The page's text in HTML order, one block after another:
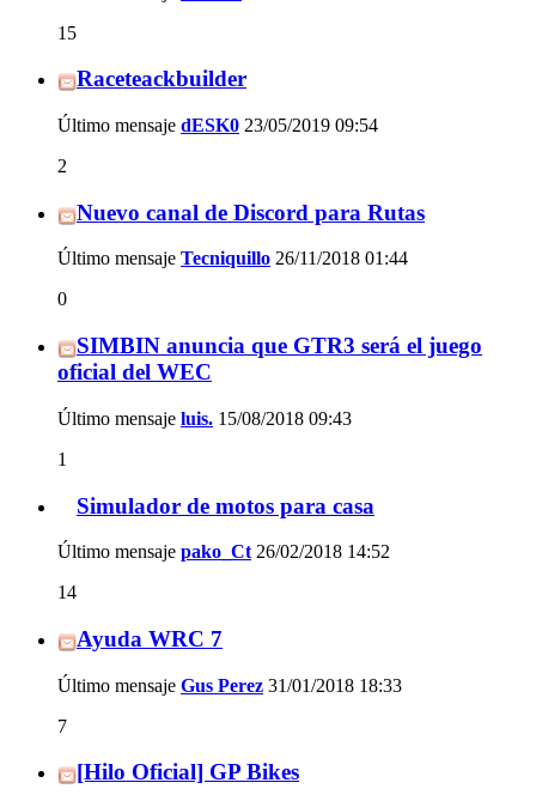
15
Raceteackbuilder
Último mensaje dESK0 23/05/2019 09:54
2
Nuevo canal de Discord para Rutas
Último mensaje Tecniquillo 26/11/2018 01:44
0
SIMBIN anuncia que GTR3 será el juego
oficial del WEC
Último mensaje luis. 15/08/2018 09:43
1
Simulador de motos para casa
Último mensaje pako_Ct 26/02/2018 14:52
14
Ayuda WRC 7
Último mensaje Gus Perez 31/01/2018 18:33
7
[Hilo Oficial] GP Bikes